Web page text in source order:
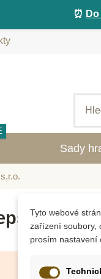
⏰
Sady
pro
Tyto webové
zařízení soubory,
prosím nastavení